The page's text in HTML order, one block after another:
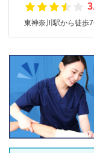
東神奈川駅から徒歩